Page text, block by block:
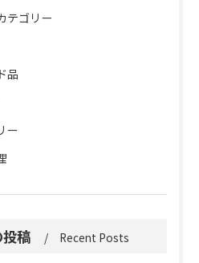
テゴリー
品
ー
稿 Recent Posts